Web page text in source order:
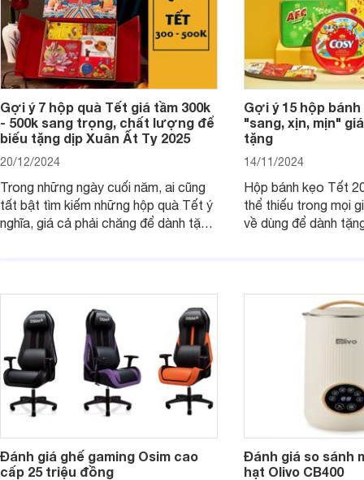
Gợi ý 7 hộp quà Tết giá tầm 300k
- 500k sang trọng, chất lượng để
biếu tặng dịp Xuân Ất Tỵ 2025
20/12/2024
Trong những ngày cuối năm, ai cũng
tất bật tìm kiếm những hộp quà Tết ý
nghĩa, giá cả phải chăng để dành tặng
- 500k đẹp mắt nhé.
Gợi ý 15 hộp
"sang, xịn, mịn"
tặng
14/11/2024
Hộp bánh kẹo Tết
thể thiếu trong mọi
về dùng để dành
2025 mới vừa sang,
mua sắm cuối năm.
Đánh giá ghế gaming Osim cao
cấp 25 triệu đồng
Đánh giá so sánh
hạt Olivo CB400